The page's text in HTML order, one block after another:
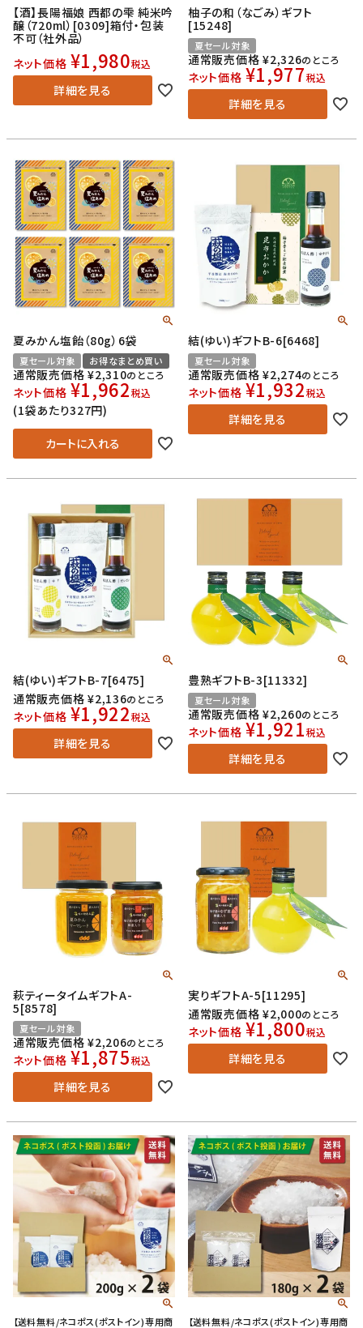
【酒】長陽福娘 西都の雫 純米吟
醸（720ml）[0309]箱付・包装
不可（社外品）
ネット価格 ¥1,980税込
詳細を見る
柚子の和（なごみ）ギフト
[15248]
夏セール対象
通常販売価格 ¥2,326のところ
ネット価格 ¥1,977税込
詳細を見る
夏みかん塩飴（80g）6袋
夏セール対象 お得なまとめ買い
通常販売価格 ¥2,310のところ
ネット価格 ¥1,962税込
(1袋あたり327円)
カートに入れる
結(ゆい)ギフトB-6[6468]
夏セール対象
通常販売価格 ¥2,274のところ
ネット価格 ¥1,932税込
詳細を見る
結(ゆい)ギフトB-7[6475]
通常販売価格 ¥2,136のところ
ネット価格 ¥1,922税込
詳細を見る
豊熟ギフトB-3[11332]
夏セール対象
通常販売価格 ¥2,260のところ
ネット価格 ¥1,921税込
詳細を見る
萩ティータイムギフトA-
5[8578]
夏セール対象
通常販売価格 ¥2,206のところ
ネット価格 ¥1,875税込
詳細を見る
実りギフトA-5[11295]
通常販売価格 ¥2,000のところ
ネット価格 ¥1,800税込
詳細を見る
【送料無料/ネコポス(ポストイン)専用商
【送料無料/ネコポス(ポストイン)専用商